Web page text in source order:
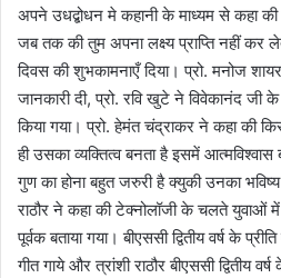
अपने उधद्बोधन मे कहानी के माध्यम से कहा
जब तक की तुम अपना लक्ष्य प्राप्ति नहीं कर
दिवस की शुभकामनाएँ दिया। प्रो. मनोज
जानकारी दी, प्रो. रवि खुटे ने विवेकानंद जी
किया गया। प्रो. हेमंत चंद्राकर ने कहा की
ही उसका व्यक्तित्व बनता है इसमें
गुण का होना बहुत जरुरी है क्युकी उनका भविष्य
राठौर ने कहा की टेक्नोलॉजी के चलते युवाओं में
पूर्वक बताया गया। बीएससी द्वितीय वर्ष के
गीत गाये और त्रांशी राठौर बीएससी द्वितीय